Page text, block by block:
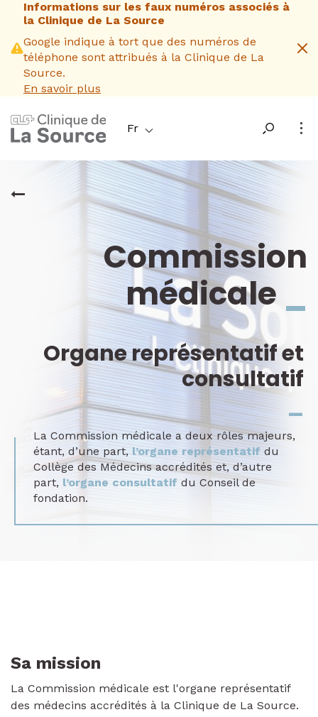
Aller
contenu
principal
Informations sur les faux numéros associés à
la Clinique de La Source
Google indique à tort que des numéros de
téléphone sont attribués à la Clinique de La
Source.
En savoir plus
Fr
Commission
médicale
Organe représentatif et
consultatif
_
La Commission médicale a deux rôles majeurs,
étant, d’une part, l’organe représentatif du
Collège des Médecins accrédités et, d’autre
part, l’organe consultatif du Conseil de
fondation.
Sa mission
La Commission médicale est l'organe représentatif
des médecins accrédités à la Clinique de La Source.